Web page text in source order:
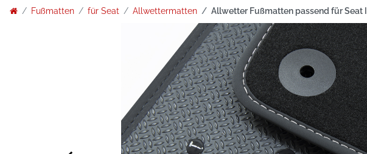
Fußmatten für Seat Allwettermatten Allwetter Fußmatten passend für Seat